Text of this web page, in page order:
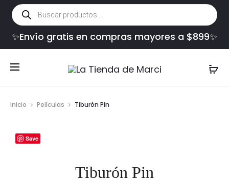
Búsqueda
de
productos
✨Envío gratis en compras mayores a $899✨
Inicio Películas Tiburón Pin
Save
Tiburón Pin